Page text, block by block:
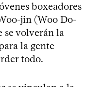
boxeadores
jin (Woo Do-
se volverán la
la gente
todo.